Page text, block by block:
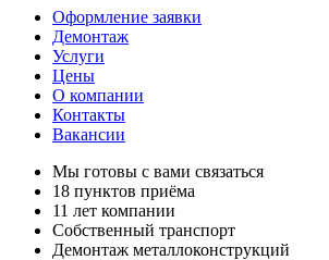
Оформление заявки
Демонтаж
Услуги
Цены
О компании
Контакты
Вакансии
Мы готовы с вами связаться
18 пунктов приёма
11 лет компании
Собственный транспорт
Демонтаж металлоконструкций